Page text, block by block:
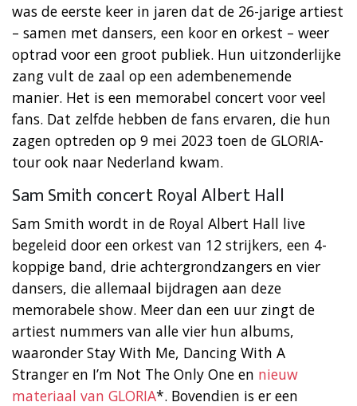
was de eerste keer in jaren dat de 26-jarige artiest
– samen met dansers, een koor en orkest – weer
optrad voor een groot publiek. Hun uitzonderlijke
zang vult de zaal op een adembenemende
manier. Het is een memorabel concert voor veel
fans. Dat zelfde hebben de fans ervaren, die hun
zagen optreden op 9 mei 2023 toen de GLORIA-
tour ook naar Nederland kwam.
Sam Smith concert Royal Albert Hall
Sam Smith wordt in de Royal Albert Hall live
begeleid door een orkest van 12 strijkers, een 4-
koppige band, drie achtergrondzangers en vier
dansers, die allemaal bijdragen aan deze
memorabele show. Meer dan een uur zingt de
artiest nummers van alle vier hun albums,
waaronder Stay With Me, Dancing With A
Stranger en I’m Not The Only One en nieuw
materiaal van GLORIA*. Bovendien is er een